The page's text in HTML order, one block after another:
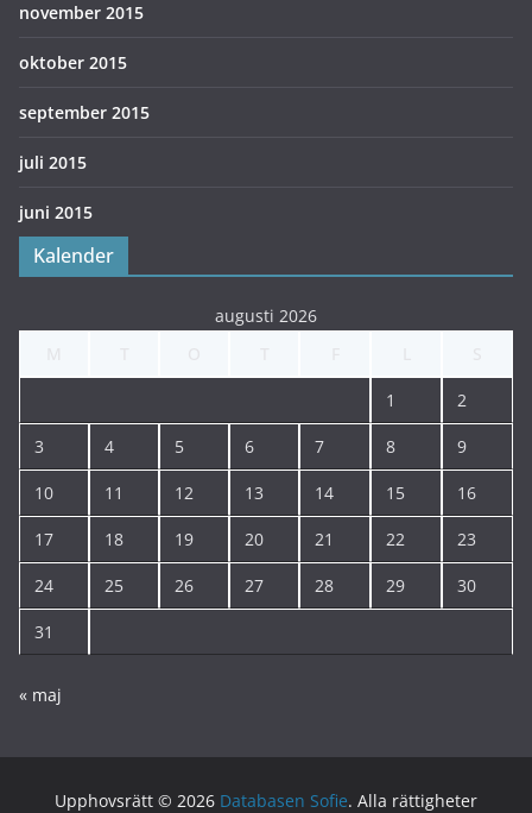
november 2015
oktober 2015
september 2015
juli 2015
juni 2015
Kalender
augusti 2026
1 2
3 4 5 6 7 8 9
10 11 12 13 14 15 16
17 18 19 20 21 22 23
24 25 26 27 28 29 30
31
« maj
Upphovsrätt © 2026 Databasen Sofie. Alla rättigheter